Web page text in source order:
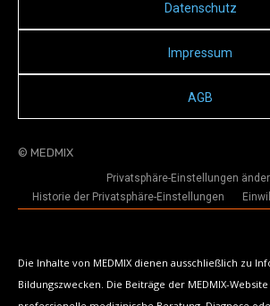
Datenschutz
Impressum
AGB
© MEDMIX
Privatsphäre-Einstellungen
Historie der Privatsphäre-Einstellungen
Die Inhalte von MEDMIX dienen ausschließlich zu
Bildungszwecken. Die Beiträge der MEDMIX-